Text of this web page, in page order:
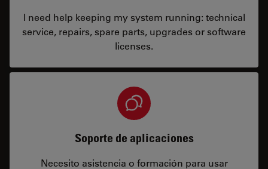
I need help keeping my system running: technical
service, repairs, spare parts, upgrades or software
licenses.
Soporte de aplicaciones
Necesito asistencia o formación para usar